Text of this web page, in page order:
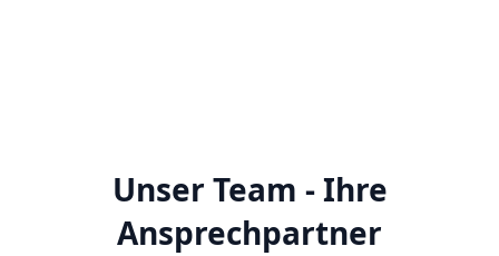
Unser Team - Ihre
Ansprechpartner